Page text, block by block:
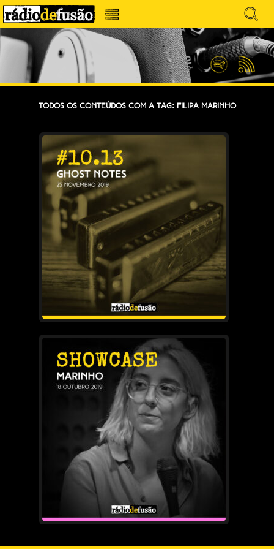
Avançar
para
o
conteúdo
Menu
Search
for:
RÁDIO DEFUSÃO
MÚSICA SEM PRECONCEITOS. CONVERSA
SEM PRETENSÕES.
SpotifyFeed
RSS
Todos os conteúdos com a tag: Filipa Marinho